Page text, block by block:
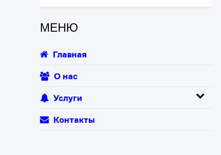
МЕНЮ
Главная
О нас
Услуги
Контакты